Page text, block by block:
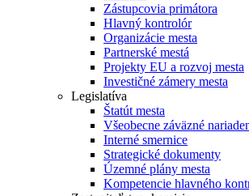
Zástupcovia primátora
Hlavný kontrolór
Organizácie mesta
Partnerské mestá
Projekty EU a rozvoj mesta
Investičné zámery mesta
Legislatíva
Štatút mesta
Všeobecne záväzné
Interné smernice
Strategické dokumenty
Územné plány mesta
Kompetencie hlavného